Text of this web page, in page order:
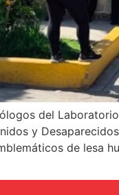
del
y
de lesa